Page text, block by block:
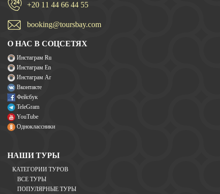
+20 11 44 66 44 55
booking@toursbay.com
О НАС В СОЦСЕТЯХ
Инстаграм Ru
Инстаграм En
Инстаграм Ar
Вконтакте
Фейсбук
TeleGram
YouTube
Одноклассники
НАШИ ТУРЫ
КАТЕГОРИИ ТУРОВ
ВСЕ ТУРЫ
ПОПУЛЯРНЫЕ ТУРЫ